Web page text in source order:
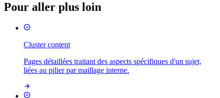
Pour aller plus loin
Cluster content
Pages détaillées traitant des aspects spécifiques d'un sujet,
liées au pilier par maillage interne.